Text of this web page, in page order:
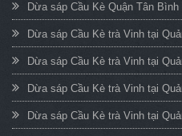
Dừa sáp Cầu Kè Quận Tân Bình
Dừa sáp Cầu Kè trà Vinh tại
Dừa sáp Cầu Kè trà Vinh tại
Dừa sáp Cầu Kè trà Vinh tại
Dừa sáp Cầu Kè trà Vinh tại